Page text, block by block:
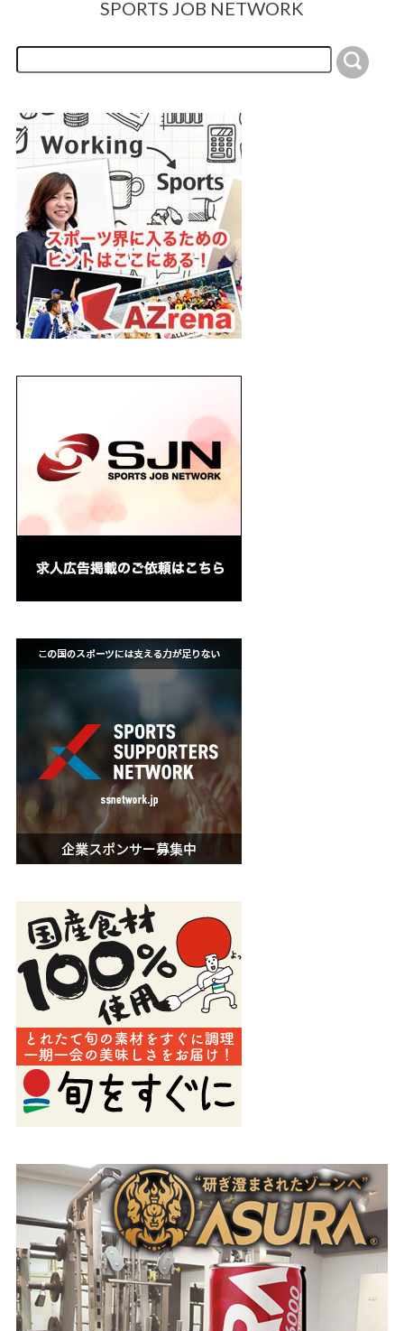
SPORTS JOB NETWORK